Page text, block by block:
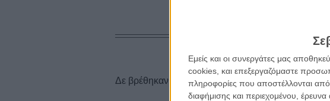
Εμείς και οι συνεργάτες μας
cookies, και επεξεργαζόμαστε
πληροφορίες που αποστέλλονται από
διαφήμισης και περιεχομένου,
ΤΑΙΝΙΕΣ
Δε βρέθηκαν σχετικές κριτικές ταινιών.